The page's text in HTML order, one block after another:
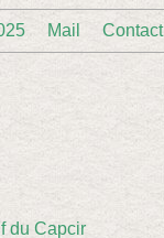
Mail Contact